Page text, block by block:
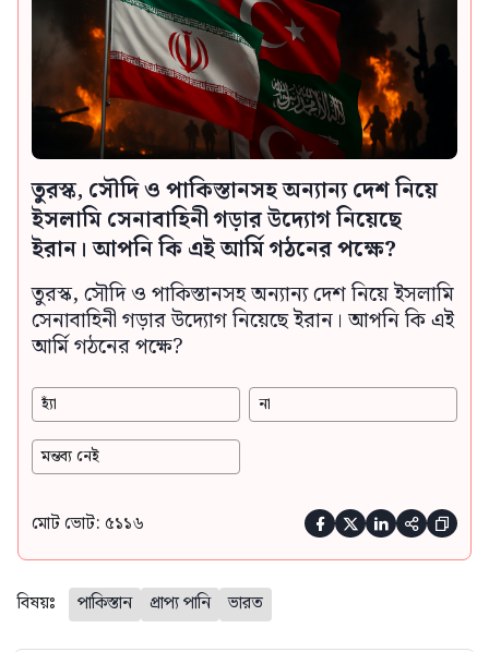
তুরস্ক, সৌদি ও পাকিস্তানসহ অন্যান্য দেশ নিয়ে
ইসলামি সেনাবাহিনী গড়ার উদ্যোগ নিয়েছে
ইরান। আপনি কি এই আর্মি গঠনের পক্ষে?
তুরস্ক, সৌদি ও পাকিস্তানসহ অন্যান্য দেশ নিয়ে ইসলামি
সেনাবাহিনী গড়ার উদ্যোগ নিয়েছে ইরান। আপনি কি এই
আর্মি গঠনের পক্ষে?
হ্যাঁ না
মন্তব্য নেই
মোট ভোট: ৫১১৬     
বিষয়ঃ পাকিস্তান প্রাপ্য পানি ভারত